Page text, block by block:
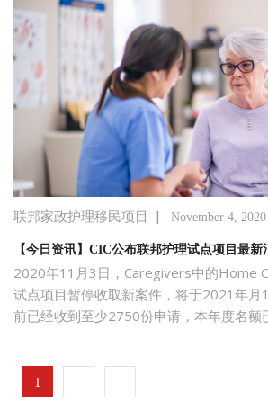
联邦家政护理移民项目 | November 4, 2020
【今日资讯】CIC公布联邦护理试点项目最新
2020年11月3日，Caregivers中的Home
试点项目暂停收取新案件，将于2021年月
前已经收到至少2750份申请，本年度名额
1